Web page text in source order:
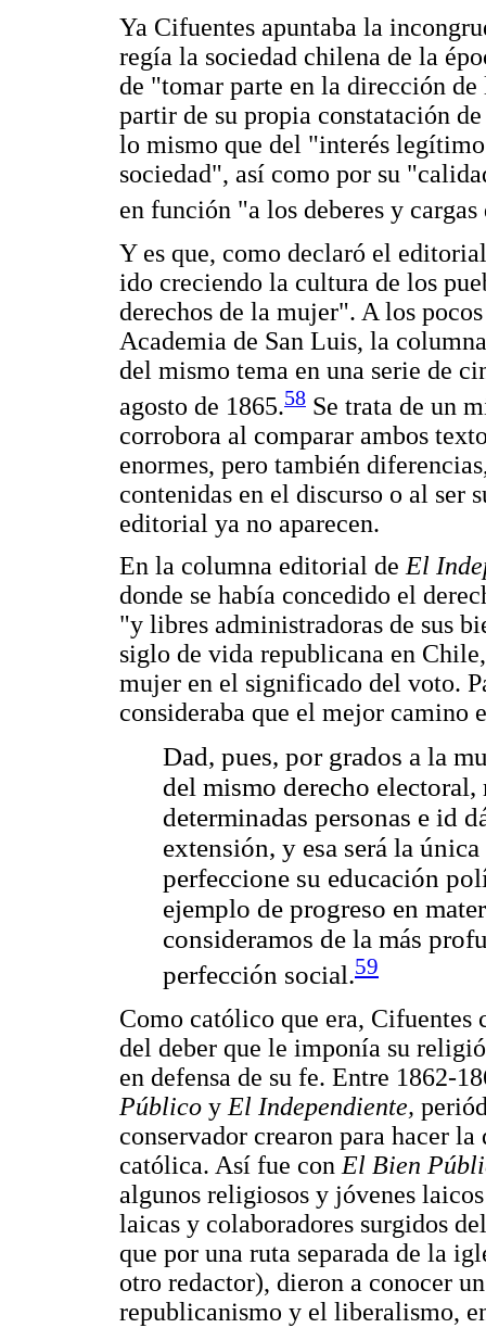
Ya Cifuentes apuntaba la
regía la sociedad chilena de la
de "tomar parte en la dirección
partir de su propia constatación
lo mismo que del "interés
sociedad", así como por su
en función "a los deberes y
Y es que, como declaró el
ido creciendo la cultura de los
derechos de la mujer". A los
Academia de San Luis, la
del mismo tema en una serie de
agosto de 1865.58 Se trata de un
corrobora al comparar ambos
enormes, pero también
contenidas en el discurso o al ser
editorial ya no aparecen.
En la columna editorial de El
donde se había concedido el
"y libres administradoras de sus
siglo de vida republicana en
mujer en el significado del voto.
consideraba que el mejor camino
Dad, pues, por grados a la
del mismo derecho
determinadas personas e id
extensión, y esa será la
perfeccione su educación
ejemplo de progreso en
consideramos de la más
perfección social.59
Como católico que era,
del deber que le imponía su
en defensa de su fe. Entre 1862-
Público yEl Independiente,
conservador crearon para hacer
católica. Así fue conEl Bien
algunos religiosos y jóvenes
laicas y colaboradores surgidos
que por una ruta separada de la
otro redactor), dieron a conocer
republicanismo y el liberalismo,